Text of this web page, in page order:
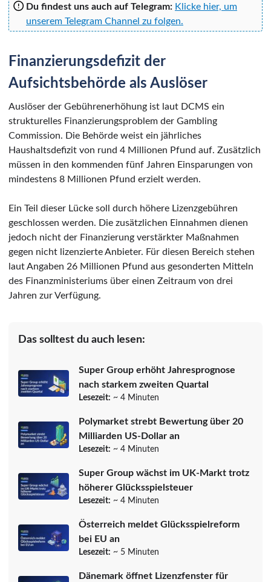
Du findest uns auch auf Telegram: Klicke hier, um
unserem Telegram Channel zu folgen.
Finanzierungsdefizit der
Aufsichtsbehörde als Auslöser
Auslöser der Gebührenerhöhung ist laut DCMS ein
strukturelles Finanzierungsproblem der Gambling
Commission. Die Behörde weist ein jährliches
Haushaltsdefizit von rund 4 Millionen Pfund auf. Zusätzlich
müssen in den kommenden fünf Jahren Einsparungen von
mindestens 8 Millionen Pfund erzielt werden.
Ein Teil dieser Lücke soll durch höhere Lizenzgebühren
geschlossen werden. Die zusätzlichen Einnahmen dienen
jedoch nicht der Finanzierung verstärkter Maßnahmen
gegen nicht lizenzierte Anbieter. Für diesen Bereich stehen
laut Angaben 26 Millionen Pfund aus gesonderten Mitteln
des Finanzministeriums über einen Zeitraum von drei
Jahren zur Verfügung.
Das solltest du auch lesen:
Super Group erhöht Jahresprognose
nach starkem zweiten Quartal
Lesezeit: ~ 4 Minuten
Polymarket strebt Bewertung über 20
Milliarden US-Dollar an
Lesezeit: ~ 4 Minuten
Super Group wächst im UK-Markt trotz
höherer Glücksspielsteuer
Lesezeit: ~ 4 Minuten
Österreich meldet Glücksspielreform
bei EU an
Lesezeit: ~ 5 Minuten
Dänemark öffnet Lizenzfenster für